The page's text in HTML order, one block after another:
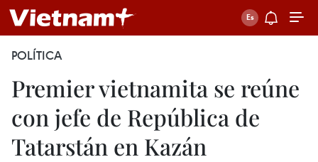
POLÍTICA
Premier vietnamita se reúne
con jefe de República de
Tatarstán en Kazán